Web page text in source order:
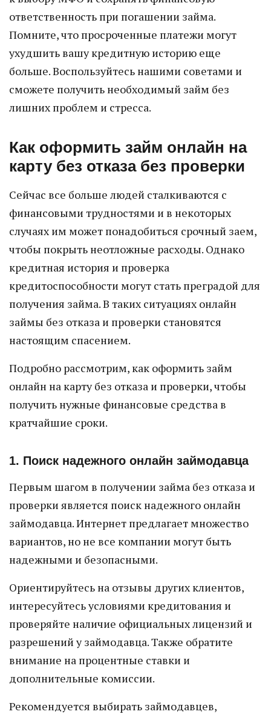
ответственность при погашении займа.
Помните, что просроченные платежи могут
ухудшить вашу кредитную историю еще
больше. Воспользуйтесь нашими советами и
сможете получить необходимый займ без
лишних проблем и стресса.
Как оформить займ онлайн на
карту без отказа без проверки
Сейчас все больше людей сталкиваются с
финансовыми трудностями и в некоторых
случаях им может понадобиться срочный заем,
чтобы покрыть неотложные расходы. Однако
кредитная история и проверка
кредитоспособности могут стать преградой для
получения займа. В таких ситуациях онлайн
займы без отказа и проверки становятся
настоящим спасением.
Подробно рассмотрим, как оформить займ
онлайн на карту без отказа и проверки, чтобы
получить нужные финансовые средства в
кратчайшие сроки.
1. Поиск надежного онлайн займодавца
Первым шагом в получении займа без отказа и
проверки является поиск надежного онлайн
займодавца. Интернет предлагает множество
вариантов, но не все компании могут быть
надежными и безопасными.
Ориентируйтесь на отзывы других клиентов,
интересуйтесь условиями кредитования и
проверяйте наличие официальных лицензий и
разрешений у займодавца. Также обратите
внимание на процентные ставки и
дополнительные комиссии.
Рекомендуется выбирать займодавцев,